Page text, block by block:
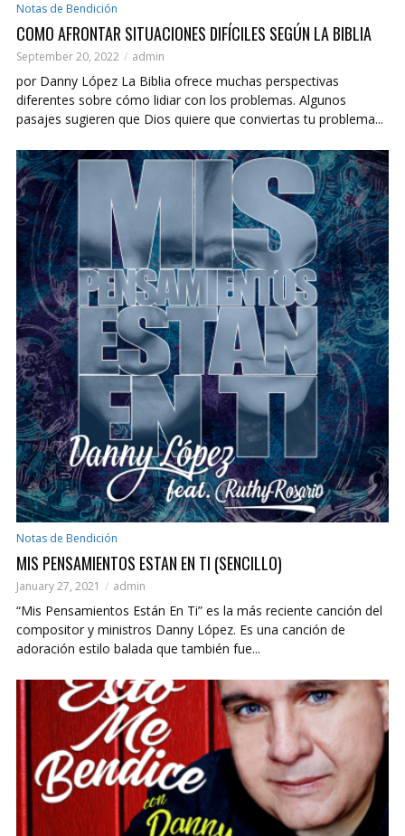
Notas de Bendición
COMO AFRONTAR SITUACIONES DIFÍCILES SEGÚN LA BIBLIA
September 20, 2022 admin
por Danny López La Biblia ofrece muchas perspectivas
diferentes sobre cómo lidiar con los problemas. Algunos
pasajes sugieren que Dios quiere que conviertas tu problema...
Notas de Bendición
MIS PENSAMIENTOS ESTAN EN TI (SENCILLO)
January 27, 2021 admin
“Mis Pensamientos Están En Ti” es la más reciente canción del
compositor y ministros Danny López. Es una canción de
adoración estilo balada que también fue...